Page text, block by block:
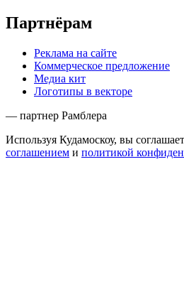
Партнёрам
Реклама на сайте
Коммерческое предложение
Медиа кит
Логотипы в векторе
— партнер Рамблера
Используя Кудамоскоу, вы
соглашением и политикой